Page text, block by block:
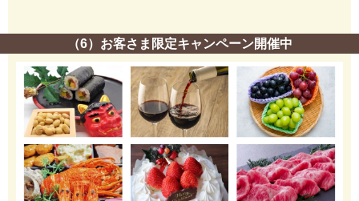
（6）お客さま限定キャンペーン開催中